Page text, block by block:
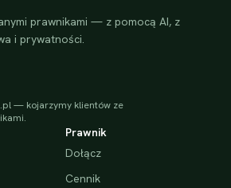
prawnikami — z pomocą AI, z
i prywatności.
— kojarzymy klientów ze
Prawnik
Dołącz
Cennik